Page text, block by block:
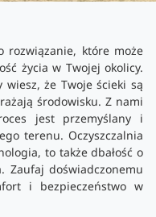
rozwiązanie, które może
życia w Twojej okolicy.
wiesz, że Twoje ścieki są
środowisku. Z nami
jest przemyślany i
terenu. Oczyszczalnia
to także dbałość o
Zaufaj doświadczonemu
i bezpieczeństwo w